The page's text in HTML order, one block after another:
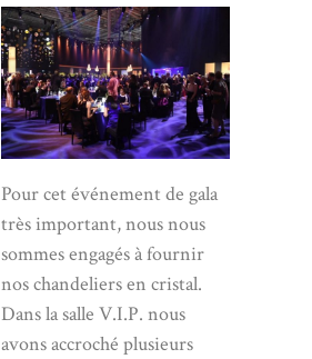
Pour cet événement de gala
très important, nous nous
sommes engagés à fournir
nos chandeliers en cristal.
Dans la salle V.I.P. nous
avons accroché plusieurs